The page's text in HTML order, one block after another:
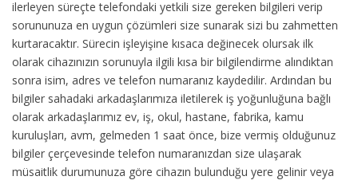
ilerleyen süreçte telefondaki yetkili size gereken bilgileri verip
sorununuza en uygun çözümleri size sunarak sizi bu zahmetten
kurtaracaktır. Sürecin işleyişine kısaca değinecek olursak ilk
olarak cihazınızın sorunuyla ilgili kısa bir bilgilendirme alındıktan
sonra isim, adres ve telefon numaranız kaydedilir. Ardından bu
bilgiler sahadaki arkadaşlarımıza iletilerek iş yoğunluğuna bağlı
olarak arkadaşlarımız ev, iş, okul, hastane, fabrika, kamu
kuruluşları, avm, gelmeden 1 saat önce, bize vermiş olduğunuz
bilgiler çerçevesinde telefon numaranızdan size ulaşarak
müsaitlik durumunuza göre cihazın bulunduğu yere gelinir veya